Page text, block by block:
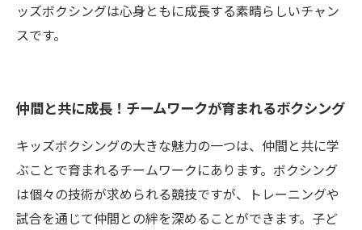
ッズボクシングは心身ともに成長する素晴らしいチャン
スです。
仲間と共に成長！チームワークが育まれるボクシング
キッズボクシングの大きな魅力の一つは、仲間と共に学
ぶことで育まれるチームワークにあります。ボクシング
は個々の技術が求められる競技ですが、トレーニングや
試合を通じて仲間との絆を深めることができます。子ど